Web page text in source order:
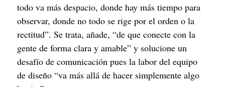
todo va más despacio, donde hay más tiempo para
observar, donde no todo se rige por el orden o la
rectitud”. Se trata, añade, “de que conecte con la
gente de forma clara y amable” y solucione un
desafío de comunicación pues la labor del equipo
de diseño “va más allá de hacer simplemente algo